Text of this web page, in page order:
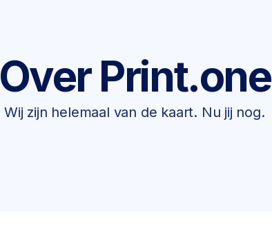
Over Print.one
Wij zijn helemaal van de kaart. Nu jij nog.